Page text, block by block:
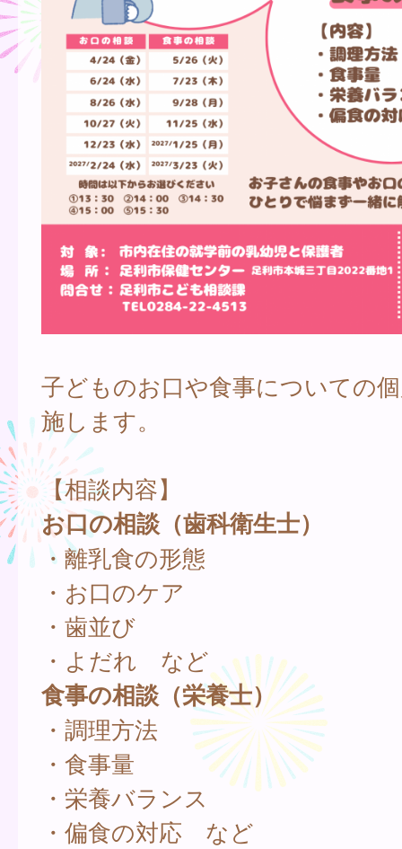
子どものお口や食事についての
施します。
【相談内容】
お口の相談（歯科衛生士）
・離乳食の形態
・お口のケア
・歯並び
・よだれ など
食事の相談（栄養士）
・調理方法
・食事量
・栄養バランス
・偏食の対応 など